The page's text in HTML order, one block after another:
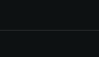
Tecnici